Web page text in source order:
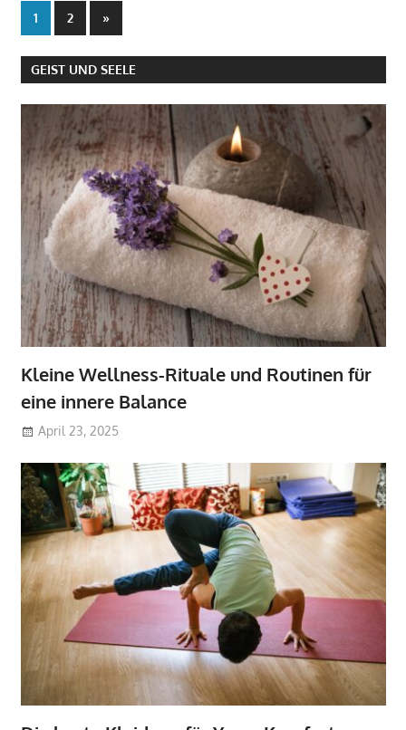
Beitragsnavigation
1 2
Nächste
Beiträge
»
GEIST UND SEELE
Kleine Wellness-Rituale und Routinen für
eine innere Balance
April 23, 2025